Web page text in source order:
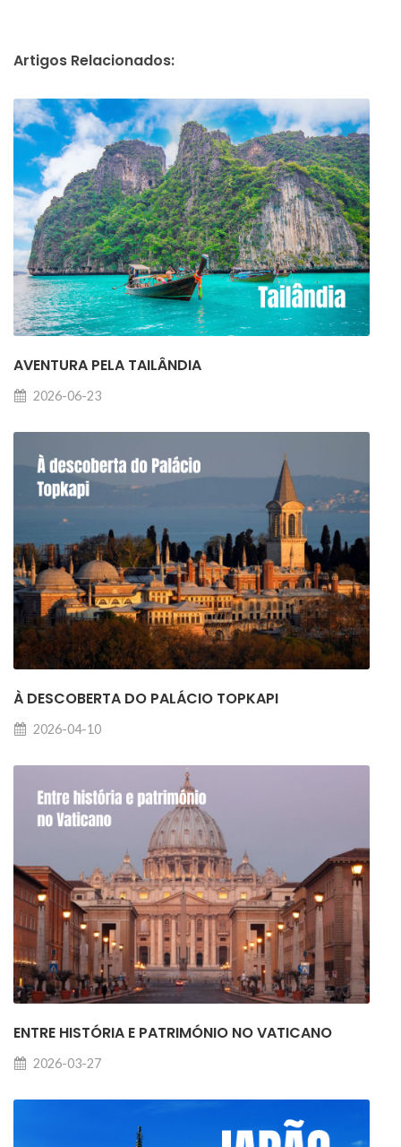
Artigos Relacionados:
AVENTURA PELA TAILÂNDIA
2026-06-23
À DESCOBERTA DO PALÁCIO TOPKAPI
2026-04-10
ENTRE HISTÓRIA E PATRIMÓNIO NO VATICANO
2026-03-27